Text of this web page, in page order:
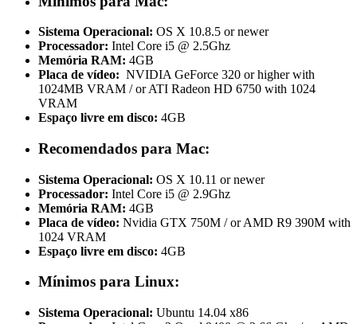
Sistema Operacional: OS X 10.8.5 or newer
Processador: Intel Core i5 @ 2.5Ghz
Memória RAM: 4GB
Placa de vídeo: NVIDIA GeForce 320 or higher with
1024MB VRAM / or ATI Radeon HD 6750 with 1024
VRAM
Espaço livre em disco: 4GB
Recomendados para Mac:
Sistema Operacional: OS X 10.11 or newer
Processador: Intel Core i5 @ 2.9Ghz
Memória RAM: 4GB
Placa de vídeo: Nvidia GTX 750M / or AMD R9 390M with
1024 VRAM
Espaço livre em disco: 4GB
Mínimos para Linux:
Sistema Operacional: Ubuntu 14.04 x86